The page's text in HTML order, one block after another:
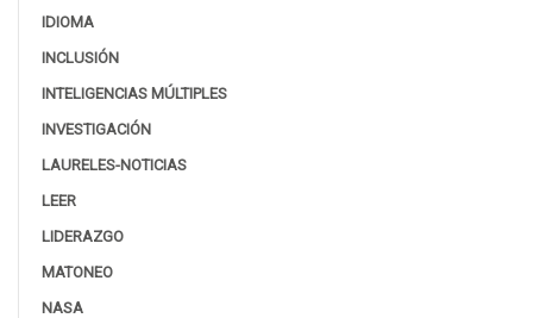
IDIOMA
INCLUSIÓN
INTELIGENCIAS MÚLTIPLES
INVESTIGACIÓN
LAURELES-NOTICIAS
LEER
LIDERAZGO
MATONEO
NASA